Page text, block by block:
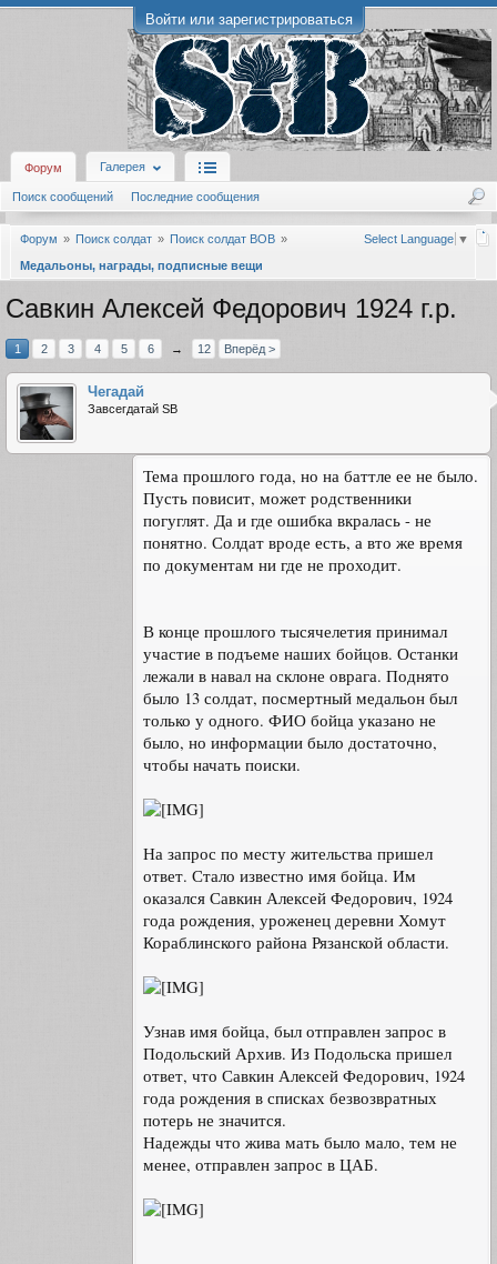
Войти или зарегистрироваться
Форум Галерея
Поиск сообщений Последние сообщения
Select Language ▼
Форум Поиск солдат
Поиск солдат ВОВ
Медальоны, награды, подписные вещи
Савкин Алексей Федорович 1924 г.р.
1 2 3 4 5 6 → 12 Вперёд >
Чегадай
Завсегдатай SB
Тема прошлого года, но на баттле ее не было.
Пусть повисит, может родственники
погуглят. Да и где ошибка вкралась - не
понятно. Солдат вроде есть, а вто же время
по документам ни где не проходит.
В конце прошлого тысячелетия принимал
участие в подъеме наших бойцов. Останки
лежали в навал на склоне оврага. Поднято
было 13 солдат, посмертный медальон был
только у одного. ФИО бойца указано не
было, но информации было достаточно,
чтобы начать поиски.
На запрос по месту жительства пришел
ответ. Стало известно имя бойца. Им
оказался Савкин Алексей Федорович, 1924
года рождения, уроженец деревни Хомут
Кораблинского района Рязанской области.
Узнав имя бойца, был отправлен запрос в
Подольский Архив. Из Подольска пришел
ответ, что Савкин Алексей Федорович, 1924
года рождения в списках безвозвратных
потерь не значится.
Надежды что жива мать было мало, тем не
менее, отправлен запрос в ЦАБ.